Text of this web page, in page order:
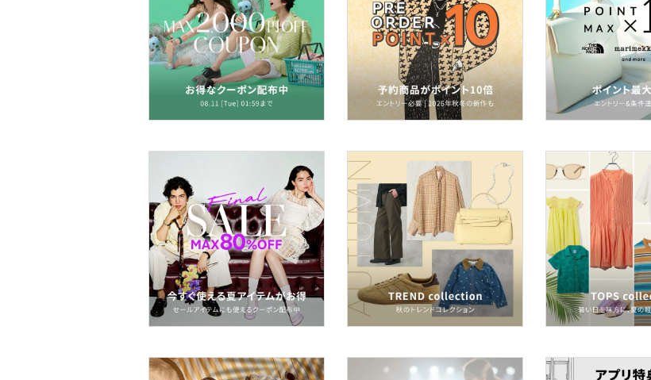
ヘアアクセサリー
スーツ・フォーマル
水着・スイムグッズ
着物・浴衣・和装小物
ベースメイク
メイクアップ
ネイル
ボディケア・オーラルケ
ア
ヘアケア